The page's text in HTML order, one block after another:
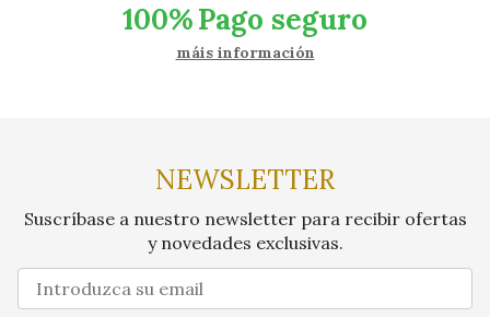
100%Pago seguro
máis información
NEWSLETTER
Suscríbase a nuestro newsletter para recibir ofertas
y novedades exclusivas.